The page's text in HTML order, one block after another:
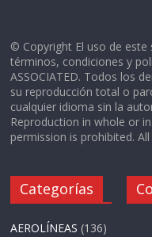
© Copyright El uso de
términos, condiciones y
ASSOCIATED. Todos los
su reproducción total o
cualquier idioma sin la
Reproduction in whole or
permission is prohibited.
Categorías
AEROLÍNEAS (136)